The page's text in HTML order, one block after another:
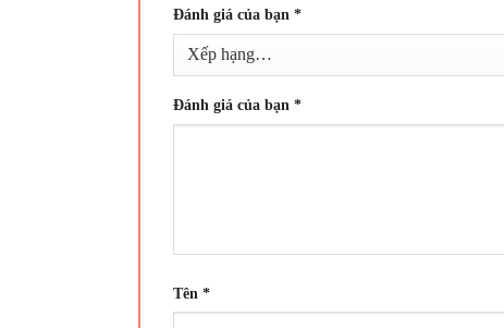
Đánh giá của bạn *
Đánh giá của bạn *
Tên *